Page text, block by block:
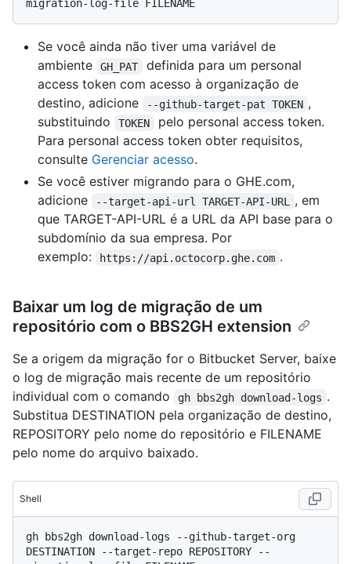
Se você ainda não tiver uma variável de
ambiente
GH_PAT
definida para um personal
access token com acesso à organização de
destino, adicione
--github-target-pat TOKEN ,
substituindo
TOKEN
pelo personal access token.
Para personal access token obter requisitos,
consulte Gerenciar acesso.
Se você estiver migrando para o GHE.com,
adicione
--target-api-url TARGET-API-URL
, em
que TARGET-API-URL é a URL da API base para o
subdomínio da sua empresa. Por
exemplo:
https://api.octocorp.ghe.com .
Baixar um log de migração de um
repositório com o BBS2GH extension
Se a origem da migração for o Bitbucket Server, baixe
o log de migração mais recente de um repositório
individual com o comando
gh bbs2gh download-logs .
Substitua DESTINATION pela organização de destino,
REPOSITORY pelo nome do repositório e FILENAME
pelo nome do arquivo baixado.
Shell
gh bbs2gh download-logs --github-target-org
DESTINATION --target-repo REPOSITORY --